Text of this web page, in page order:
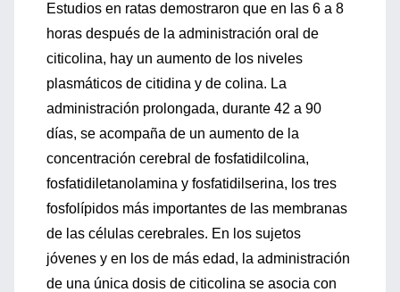
Estudios en ratas demostraron que en las 6 a 8
horas después de la administración oral de
citicolina, hay un aumento de los niveles
plasmáticos de citidina y de colina. La
administración prolongada, durante 42 a 90
días, se acompaña de un aumento de la
concentración cerebral de fosfatidilcolina,
fosfatidiletanolamina y fosfatidilserina, los tres
fosfolípidos más importantes de las membranas
de las células cerebrales. En los sujetos
jóvenes y en los de más edad, la administración
de una única dosis de citicolina se asocia con